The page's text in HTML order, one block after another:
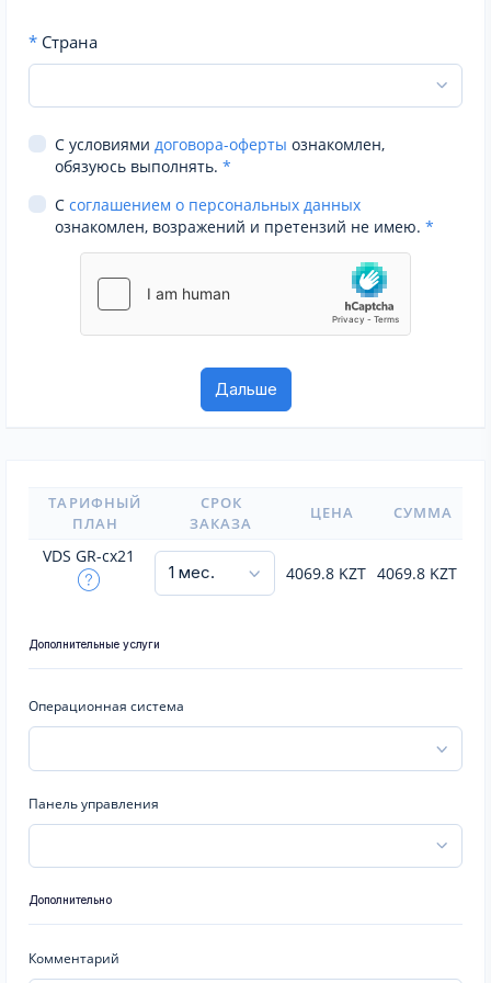
* Страна
С условиями договора-оферты ознакомлен,
обязуюсь выполнять. *
С соглашением о персональных данных
ознакомлен, возражений и претензий не имею. *
ТАРИФНЫЙ
ПЛАН
СРОК
ЗАКАЗА
ЦЕНА СУММА
VDS GR-cx21
4069.8 KZT 4069.8 KZT
Дополнительные услуги
Операционная система
Панель управления
Дополнительно
Комментарий